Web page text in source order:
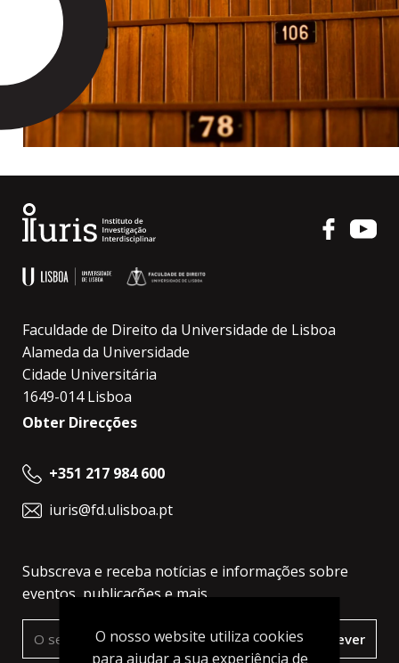
Faculdade de Direito da Universidade de Lisboa
Alameda da Universidade
Cidade Universitária
1649-014 Lisboa
Obter Direcções
+351 217 984 600
iuris@fd.ulisboa.pt
Subscreva e receba notícias e informações sobre
eventos, publicações e mais.
Subscrever
O nosso website utiliza cookies
para ajudar a sua experiência de